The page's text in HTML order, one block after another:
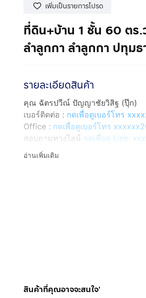
เพิ่มเป็นรายการโปรด
ที่ดิน+บ้าน 1 ชั้น 60 ตร
ลำลูกกา ลำลูกกา ปทุมธ
รายละเอียดสินค้า
คุณ ฉัตรปวีณ์ ปัญญาชัยวิสิฐ (ปุ๊ก)
เบอร์ติดต่อ : กดเพื่อดูเบอร์โทร
Office : กดเพื่อดูเบอร์โทร
สอบถามทางไลน์ กดเพื่อดู Line:
Line ID: @interhome
มีบ้านน็อคดาวน์ 1 หลัง กว้าง 6 เมต
อ่านเพิ่มเติม
สินค้าที่คุณอาจจะสนใจ'